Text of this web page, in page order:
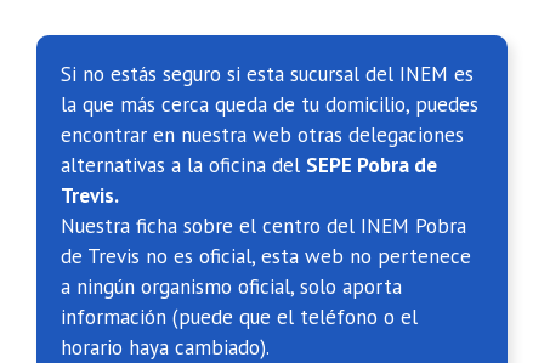
Si no estás seguro si esta sucursal del INEM es
la que más cerca queda de tu domicilio, puedes
encontrar en nuestra web otras delegaciones
alternativas a la oficina del SEPE Pobra de
Trevis.
Nuestra ficha sobre el centro del INEM Pobra
de Trevis no es oficial, esta web no pertenece
a ningún organismo oficial, solo aporta
información (puede que el teléfono o el
horario haya cambiado).